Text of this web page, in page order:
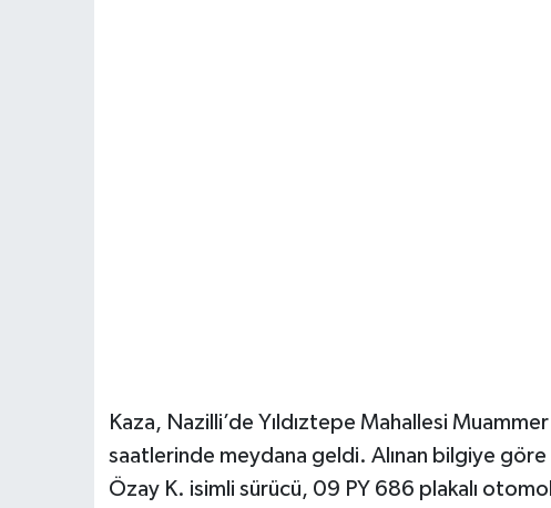
Kaza, Nazilli’de Yıldıztepe Mahallesi
saatlerinde meydana geldi. Alınan bilgiye
Özay K. isimli sürücü, 09 PY 686 plakalı